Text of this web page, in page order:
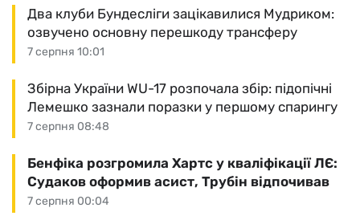
7 серпня 10:01
Два клуби Бундесліги зацікавилися Мудриком:
озвучено основну перешкоду трансферу
7 серпня 08:48
Збірна України WU-17 розпочала збір: підопічні
Лемешко зазнали поразки у першому спарингу
7 серпня 00:04
Бенфіка розгромила Хартс у кваліфікації ЛЄ:
Судаков оформив асист, Трубін відпочивав